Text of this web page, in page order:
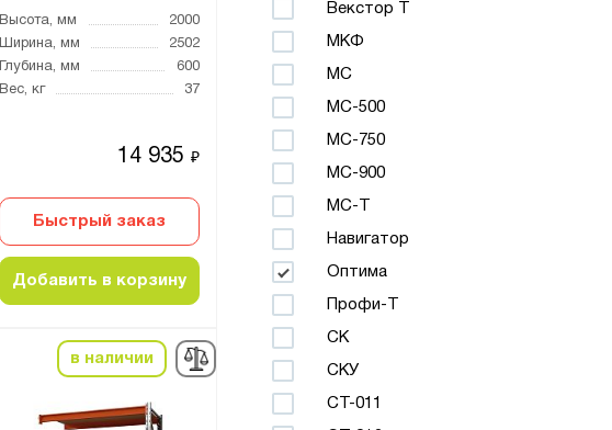
Высота, мм
2000
Ширина, мм
2502
Глубина, мм
600
Вес, кг
37
14 935 ₽
Быстрый заказ
Добавить в корзину
в наличии
Векстор Т
МКФ
МС
МС-500
МС-750
МС-900
МС-Т
Навигатор
Оптима
Профи-Т
СК
СКУ
СТ-011